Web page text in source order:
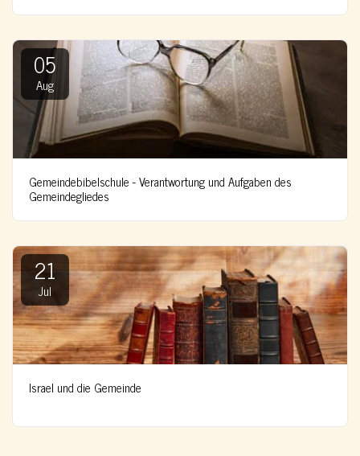
05
Aug
Gemeindebibelschule - Verantwortung und Aufgaben des
Gemeindegliedes
21
Jul
Israel und die Gemeinde